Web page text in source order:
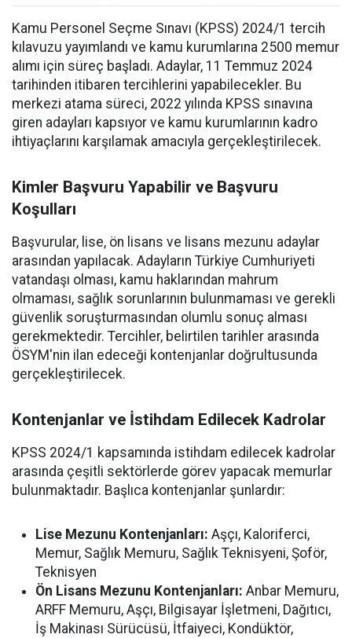
Kamu Personel Seçme Sınavı (KPSS) 2024/1 tercih
kılavuzu yayımlandı ve kamu kurumlarına 2500 memur
alımı için süreç başladı. Adaylar, 11 Temmuz 2024
tarihinden itibaren tercihlerini yapabilecekler. Bu
merkezi atama süreci, 2022 yılında KPSS sınavına
giren adayları kapsıyor ve kamu kurumlarının kadro
ihtiyaçlarını karşılamak amacıyla gerçekleştirilecek.
Kimler Başvuru Yapabilir ve Başvuru
Koşulları
Başvurular, lise, ön lisans ve lisans mezunu adaylar
arasından yapılacak. Adayların Türkiye Cumhuriyeti
vatandaşı olması, kamu haklarından mahrum
olmaması, sağlık sorunlarının bulunmaması ve gerekli
güvenlik soruşturmasından olumlu sonuç alması
gerekmektedir. Tercihler, belirtilen tarihler arasında
ÖSYM'nin ilan edeceği kontenjanlar doğrultusunda
gerçekleştirilecek.
Kontenjanlar ve İstihdam Edilecek Kadrolar
KPSS 2024/1 kapsamında istihdam edilecek kadrolar
arasında çeşitli sektörlerde görev yapacak memurlar
bulunmaktadır. Başlıca kontenjanlar şunlardır:
Lise Mezunu Kontenjanları: Aşçı, Kaloriferci,
Memur, Sağlık Memuru, Sağlık Teknisyeni, Şoför,
Teknisyen
Ön Lisans Mezunu Kontenjanları: Anbar Memuru,
ARFF Memuru, Aşçı, Bilgisayar İşletmeni, Dağıtıcı,
İş Makinası Sürücüsü, İtfaiyeci, Kondüktör,